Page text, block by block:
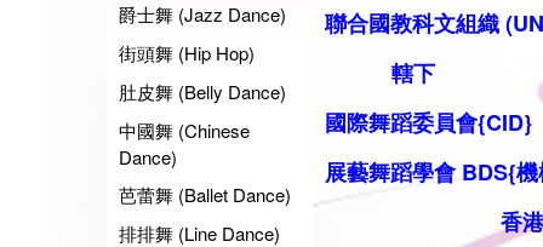
爵士舞 (Jazz Dance)
街頭舞 (Hip Hop)
肚皮舞 (Belly Dance)
中國舞 (Chinese
Dance)
芭蕾舞 (Ballet Dance)
排排舞 (Line Dance)
聯合國教科文組織
轄下
國際舞蹈委員會{CID}
展藝舞蹈學會 BDS{機
香港代